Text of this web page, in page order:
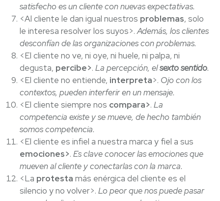
satisfecho es un cliente con nuevas expectativas.
<Al cliente le dan igual nuestros problemas, solo
le interesa resolver los suyos>.Además, los clientes
desconfían de las organizaciones con problemas.
<El cliente no ve, ni oye, ni huele, ni palpa, ni
degusta, percibe>. La percepción, elsexto sentido.
<El cliente no entiende, interpreta>. Ojo con los
contextos, pueden interferir en un mensaje.
<El cliente siempre nos compara>. La
competencia existe y se mueve, de hecho también
somos competencia.
<El cliente es infiel a nuestra marca y fiel a sus
emociones>. Es clave conocer las emociones que
mueven al cliente y conectarlas con la marca.
<La protesta más enérgica del cliente es el
silencio y no volver>. Lo peor que nos puede pasar